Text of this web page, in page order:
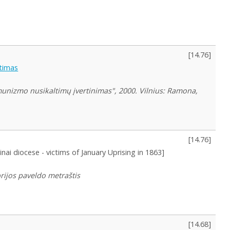
[14.76]
nusikaltimų įvertinimas", 2000. Vilnius: Ramona,
[14.76]
diocese - victims of January Uprising in 1863]
paveldo metraštis
[14.68]